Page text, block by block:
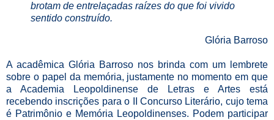
brotam de entrelaçadas raízes do que foi vivido
sentido construído.
Glória Barroso
A acadêmica Glória Barroso nos brinda com um lembrete
sobre o papel da memória, justamente no momento em que
a Academia Leopoldinense de Letras e Artes está
recebendo inscrições para o II Concurso Literário, cujo tema
é Patrimônio e Memória Leopoldinenses. Podem participar